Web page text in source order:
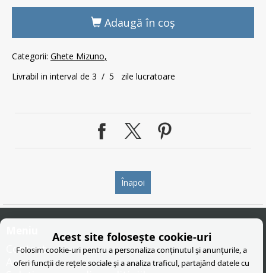
Adaugă în coş
Categorii: Ghete Mizuno
Livrabil in interval de 3 / 5 zile lucratoare
Înapoi
Contact
Anpc
Acest site folosește cookie-uri
Folosim cookie-uri pentru a personaliza conținutul și anunțurile, a
oferi funcții de rețele sociale și a analiza traficul, partajând datele cu